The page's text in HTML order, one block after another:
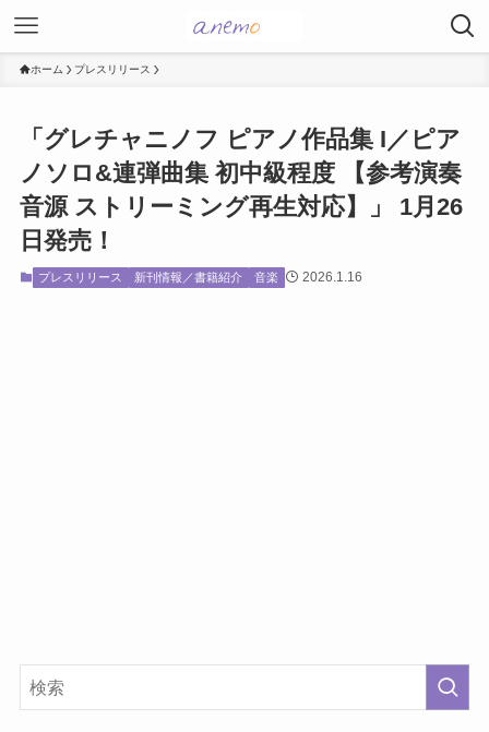
ホーム プレスリリース
「グレチャニノフ ピアノ作品集 I／ピア
ノソロ&連弾曲集 初中級程度 【参考演奏
音源 ストリーミング再生対応】」 1月26
日発売！
プレスリリース 新刊情報／書籍紹介 音楽 2026.1.16